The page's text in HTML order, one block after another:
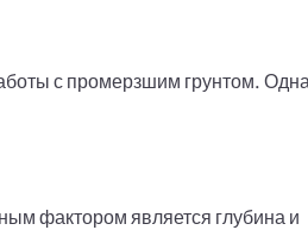
с промерзшим грунтом.
фактором является глубина и